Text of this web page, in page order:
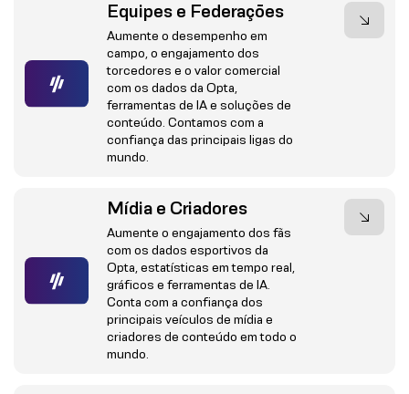
Equipes e Federações
Aumente o desempenho em
campo, o engajamento dos
torcedores e o valor comercial
com os dados da Opta,
ferramentas de IA e soluções de
conteúdo. Contamos com a
confiança das principais ligas do
mundo.
Mídia e Criadores
Aumente o engajamento dos fãs
com os dados esportivos da
Opta, estatísticas em tempo real,
gráficos e ferramentas de IA.
Conta com a confiança dos
principais veículos de mídia e
criadores de conteúdo em todo o
mundo.